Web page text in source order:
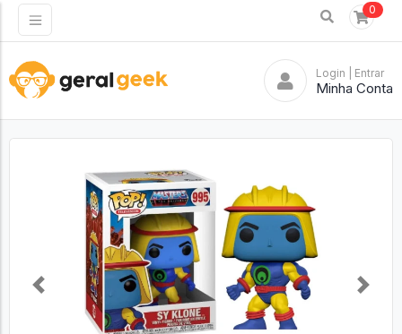
0
Login | Entrar
Minha Conta
Previous Next